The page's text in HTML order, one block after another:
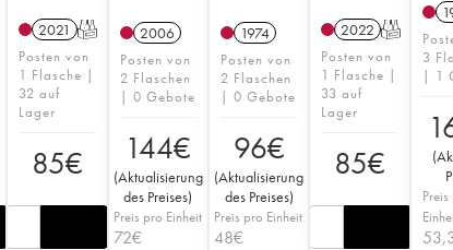
2021 T
Posten von
1 Flasche |
32 auf
Lager
85€
2006
Posten von
2 Flaschen
| 0 Gebote
144€
(Aktualisierung
des Preises)
Preis pro Einheit
72€
1974
Posten von
2 Flaschen
| 0 Gebote
96€
(Aktualisierung
des Preises)
Preis pro Einheit
48€
2022 T
Posten von
1 Flasche |
33 auf
Lager
85€
3
| 1
(